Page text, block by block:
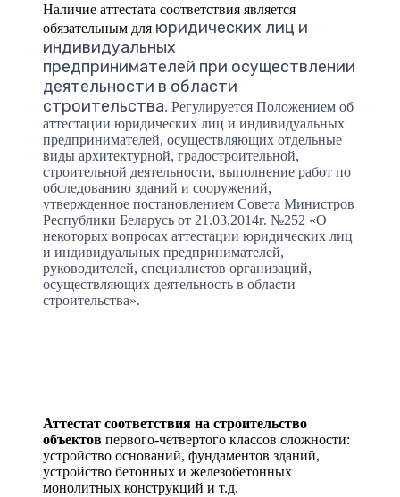
Наличие аттестата соответствия является
обязательным для юридических лиц и
индивидуальных
предпринимателей при осуществлении
деятельности в области
строительства. Регулируется Положением об
аттестации юридических лиц и индивидуальных
предпринимателей, осуществляющих отдельные
виды архитектурной, градостроительной,
строительной деятельности, выполнение работ по
обследованию зданий и сооружений,
утвержденное постановлением Совета Министров
Республики Беларусь от 21.03.2014г. №252 «О
некоторых вопросах аттестации юридических лиц
и индивидуальных предпринимателей,
руководителей, специалистов организаций,
осуществляющих деятельность в области
строительства».
Аттестат соответствия на строительство
объектов первого-четвертого классов сложности:
устройство оснований, фундаментов зданий,
устройство бетонных и железобетонных
монолитных конструкций и т.д.